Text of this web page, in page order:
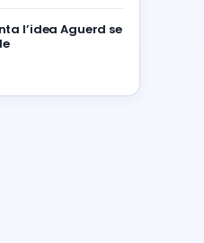
l’idea Aguerd se